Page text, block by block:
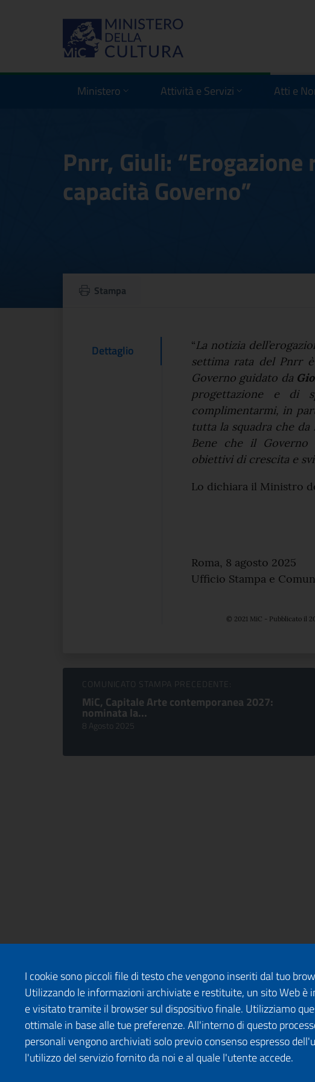
Ministero Attività e Servizi Atti e
Pnrr, Giuli:
capacità Governo”
Pnrr, Giuli:
Stampa
Contenuto Del
Dettaglio Testo del
“La notizia
settima rata del Pnrr
Governo guidato da
progettazione e di
complimentarmi, in
tutta la squadra che
Bene che il
obiettivi di crescita e
Lo dichiara il Ministro
Roma, 8 agosto 2025
Ufficio Stampa e
© 2021 MiC - Pubblicato il
Sfoglia comunicati
COMUNICATO STAMPA PRECEDENTE:
MiC, Capitale Arte contemporanea 2027:
nominata la...
8 Agosto 2025
I cookie sono piccoli file di testo che vengono inseriti dal tuo
Utilizzando le informazioni archiviate e restituite, un sito Web
e visitato tramite il browser sul dispositivo finale. Utilizziamo
ottimale in base alle tue preferenze. All'interno di questo
personali vengono archiviati solo previo consenso espresso
l'utilizzo del servizio fornito da noi e al quale l'utente accede.